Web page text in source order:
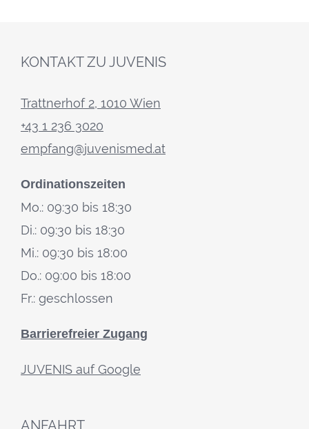
KONTAKT ZU JUVENIS
Trattnerhof 2, 1010 Wien
+43 1 236 3020
empfang@juvenismed.at
Ordinationszeiten
Mo.: 09:30 bis 18:30
Di.: 09:30 bis 18:30
Mi.: 09:30 bis 18:00
Do.: 09:00 bis 18:00
Fr.: geschlossen
Barrierefreier Zugang
JUVENIS auf Google